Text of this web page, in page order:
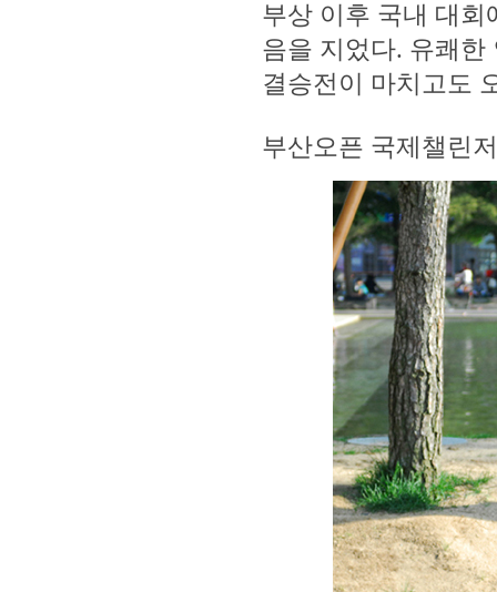
부상 이후 국내 대회
음을 지었다. 유쾌한
결승전이 마치고도
부산오픈 국제챌린